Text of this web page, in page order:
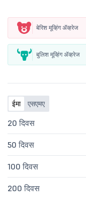
बेरिश मूव्हिंग ॲव्हरेज
बुलिश मूव्हिंग ॲव्हरेज
ईमा एसएमए
20 दिवस
50 दिवस
100 दिवस
200 दिवस